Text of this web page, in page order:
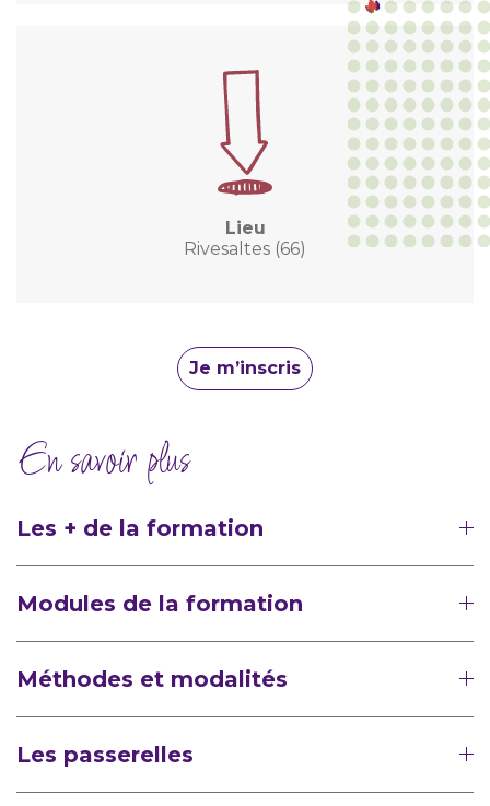
Lieu
Rivesaltes (66)
Je m’inscris
En savoir plus
Les + de la formation
Modules de la formation
Méthodes et modalités
Les passerelles